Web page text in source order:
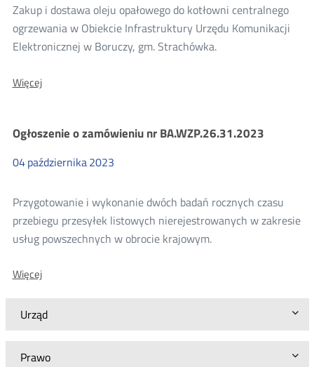
Urząd
Prawo
Zakup i dostawa oleju opałowego do kotłowni centralnego
ogrzewania w Obiekcie Infrastruktury Urzędu Komunikacji
Elektronicznej w Boruczy, gm. Strachówka.
WięcejO:
BA.WZP.26.34.2023
oleju
opałowego
Ogłoszenie o zamówieniu nr BA.WZP.26.31.2023
04października2023
Przygotowanie i wykonanie dwóch badań rocznych czasu
przebiegu przesyłek listowych nierejestrowanych w zakresie
usług powszechnych w obrocie krajowym.
WięcejO:
zamówieniu
nr